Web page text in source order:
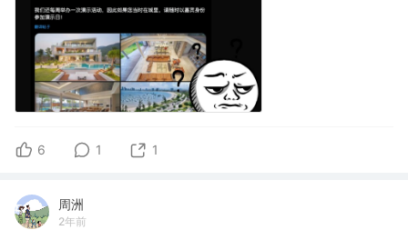
6 1 1
周洲
2年前